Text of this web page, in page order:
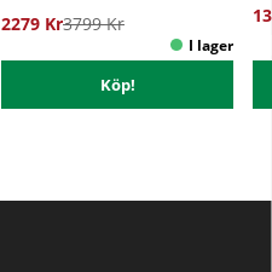
2279 Kr3799 Kr
Köp!